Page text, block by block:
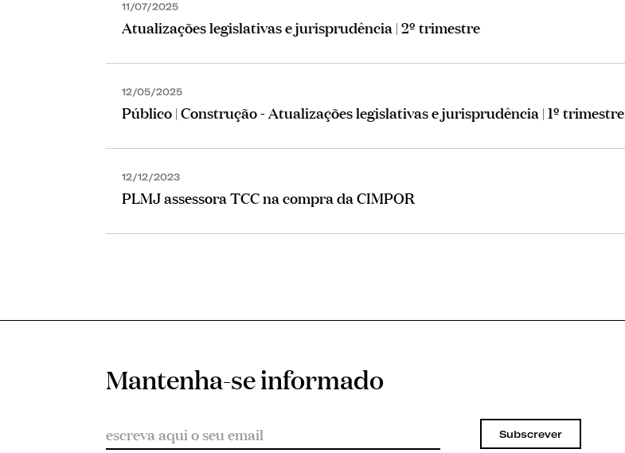
11/07/2025
Atualizações legislativas e jurisprudência | 2º trimestre
12/05/2025
Público | Construção - Atualizações legislativas e jurisprudência | 1º trimestre
12/12/2023
PLMJ assessora TCC na compra da CIMPOR
Mantenha-se informado
Subscrever